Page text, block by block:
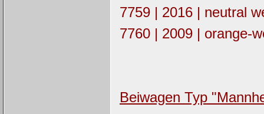
7759 | 2016 | neutral
7760 | 2009 | orange-
Beiwagen Typ